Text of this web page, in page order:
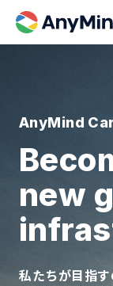
AnyMind
new
私たちが目指